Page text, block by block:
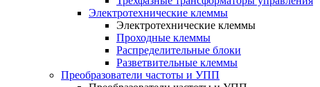
Электротехнические клеммы
Электротехнические клеммы
Проходные клеммы
Распределительные блоки
Разветвительные клеммы
Преобразователи частоты и УПП